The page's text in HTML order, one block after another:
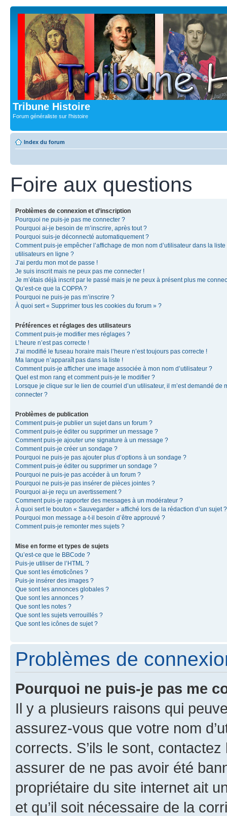
Tribune Histoire
Forum généraliste sur l'histoire
Index du forum
Foire aux questions
Problèmes de connexion et d’inscription
Pourquoi ne puis-je pas me connecter ?
Pourquoi ai-je besoin de m’inscrire, après tout ?
Pourquoi suis-je déconnecté automatiquement ?
Comment puis-je empêcher l’affichage de mon nom d’utilisateur dans la liste
utilisateurs en ligne ?
J’ai perdu mon mot de passe !
Je suis inscrit mais ne peux pas me connecter !
Je m’étais déjà inscrit par le passé mais je ne peux à présent plus me
Qu’est-ce que la COPPA ?
Pourquoi ne puis-je pas m’inscrire ?
À quoi sert « Supprimer tous les cookies du forum » ?
Préférences et réglages des utilisateurs
Comment puis-je modifier mes réglages ?
L’heure n’est pas correcte !
J’ai modifié le fuseau horaire mais l’heure n’est toujours pas correcte !
Ma langue n’apparaît pas dans la liste !
Comment puis-je afficher une image associée à mon nom d’utilisateur ?
Quel est mon rang et comment puis-je le modifier ?
Lorsque je clique sur le lien de courriel d’un utilisateur, il m’est demandé de
connecter ?
Problèmes de publication
Comment puis-je publier un sujet dans un forum ?
Comment puis-je éditer ou supprimer un message ?
Comment puis-je ajouter une signature à un message ?
Comment puis-je créer un sondage ?
Pourquoi ne puis-je pas ajouter plus d’options à un sondage ?
Comment puis-je éditer ou supprimer un sondage ?
Pourquoi ne puis-je pas accéder à un forum ?
Pourquoi ne puis-je pas insérer de pièces jointes ?
Pourquoi ai-je reçu un avertissement ?
Comment puis-je rapporter des messages à un modérateur ?
À quoi sert le bouton « Sauvegarder » affiché lors de la rédaction d’un sujet ?
Pourquoi mon message a-t-il besoin d’être approuvé ?
Comment puis-je remonter mes sujets ?
Mise en forme et types de sujets
Qu’est-ce que le BBCode ?
Puis-je utiliser de l’HTML ?
Que sont les émoticônes ?
Puis-je insérer des images ?
Que sont les annonces globales ?
Que sont les annonces ?
Que sont les notes ?
Que sont les sujets verrouillés ?
Que sont les icônes de sujet ?
Problèmes de
Pourquoi ne puis-je pas me
Il y a plusieurs raisons qui
assurez-vous que votre nom
corrects. S’ils le sont,
assurer de ne pas avoir été
propriétaire du site internet ait
et qu’il soit nécessaire de la